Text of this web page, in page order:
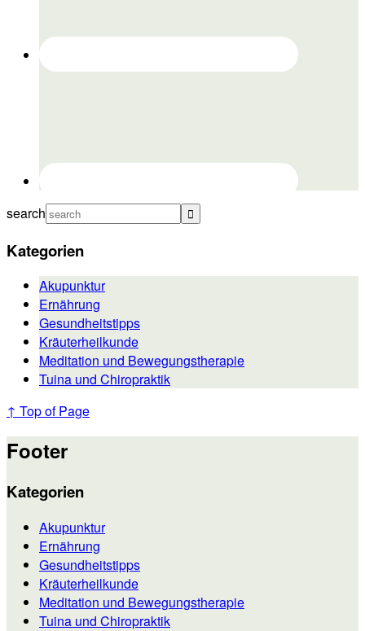
search
Kategorien
Akupunktur
Ernährung
Gesundheitstipps
Kräuterheilkunde
Meditation und Bewegungstherapie
Tuina und Chiropraktik
↑ Top of Page
Footer
Kategorien
Akupunktur
Ernährung
Gesundheitstipps
Kräuterheilkunde
Meditation und Bewegungstherapie
Tuina und Chiropraktik